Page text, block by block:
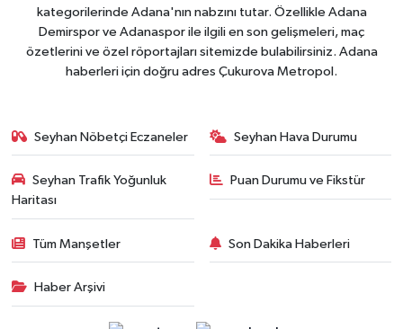
kategorilerinde Adana'nın nabzını tutar. Özellikle Adana
Demirspor ve Adanaspor ile ilgili en son gelişmeleri, maç
özetlerini ve özel röportajları sitemizde bulabilirsiniz. Adana
haberleri için doğru adres Çukurova Metropol.
Seyhan Nöbetçi Eczaneler Seyhan Hava Durumu
Seyhan Trafik Yoğunluk
Haritası
Puan Durumu ve Fikstür
Tüm Manşetler Son Dakika Haberleri
Haber Arşivi